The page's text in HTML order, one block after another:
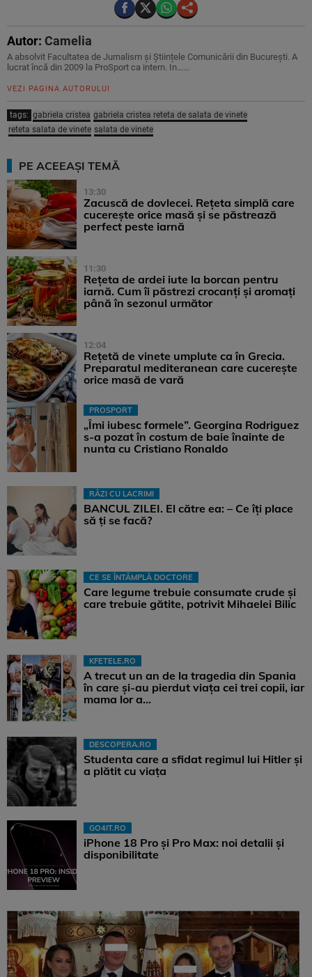
Autor: Camelia
A absolvit Facultatea de Jurnalism și Științele Comunicării din București. A
lucrat încă din 2009 la ProSport ca intern. In…...
VEZI PAGINA AUTORULUI
tags: gabriela cristea gabriela cristea reteta de salata de vinete
reteta salata de vinete salata de vinete
PE ACEEAȘI TEMĂ
13:30
Zacuscă de dovlecei. Rețeta simplă care
cucerește orice masă și se păstrează
perfect peste iarnă
11:30
Rețeta de ardei iute la borcan pentru
iarnă. Cum îi păstrezi crocanți și aromați
până în sezonul următor
12:04
Rețetă de vinete umplute ca în Grecia.
Preparatul mediteranean care cucerește
orice masă de vară
PROSPORT
„Îmi iubesc formele”. Georgina Rodriguez
s-a pozat în costum de baie înainte de
nunta cu Cristiano Ronaldo
RÂZI CU LACRIMI
BANCUL ZILEI. El către ea: – Ce îți place
să ți se facă?
CE SE ÎNTÂMPLĂ DOCTORE
Care legume trebuie consumate crude și
care trebuie gătite, potrivit Mihaelei Bilic
KFETELE.RO
A trecut un an de la tragedia din Spania
în care și-au pierdut viața cei trei copii, iar
mama lor a…
DESCOPERA.RO
Studenta care a sfidat regimul lui Hitler și
a plătit cu viața
GO4IT.RO
iPhone 18 Pro și Pro Max: noi detalii și
disponibilitate